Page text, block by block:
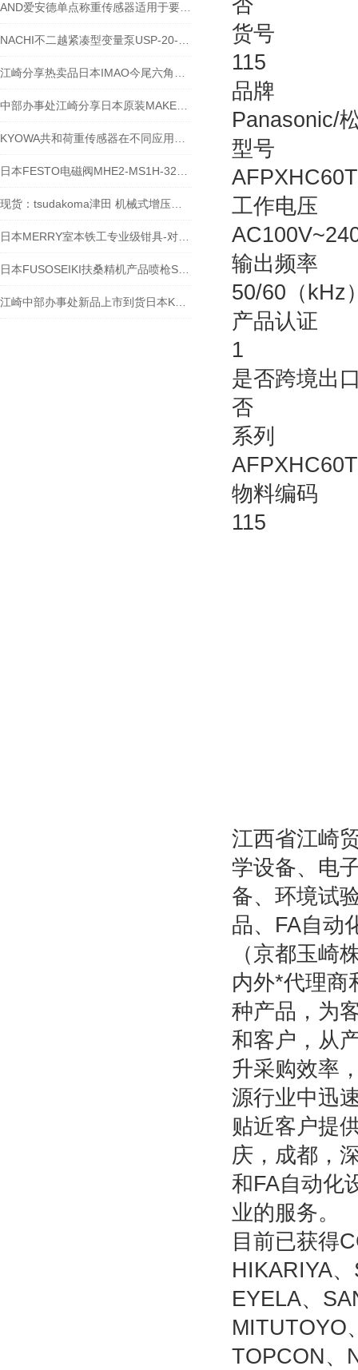
货号
115
品牌
Panasonic/
型号
AFPXHC60T
工作电压
输出频率
50/60（kHz
产品认证
1
是否跨境出
否
系列
AFPXHC60T
物料编码
115
江西省江崎
学设备、电
备、环境试
品、FA自动
（京都玉崎
内外*代理商
种产品，为
和客户，从
升采购效率
源行业中迅
贴近客户提
庆，成都，
和FA自动化
业的服务。
目前已获得
HIKARIYA
EYELA、
MITUTOYO
TOPCON、